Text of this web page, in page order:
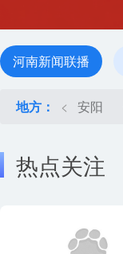
河南新闻联播
地方： < 安阳
热点关注